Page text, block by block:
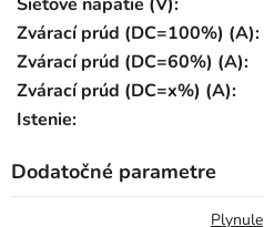
Zvárací prúd (DC=100%) (A):
Zvárací prúd (DC=60%) (A):
Zvárací prúd (DC=x%) (A):
Istenie:
Dodatočné parametre
Plynule